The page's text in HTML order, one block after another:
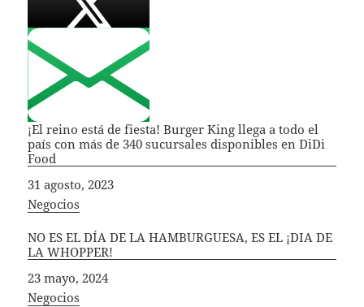
¡El reino está de fiesta! Burger King llega a todo el
país con más de 340 sucursales disponibles en DiDi
Food
Fecha
31 agosto, 2023
In relation to
Negocios
NO ES EL DÍA DE LA HAMBURGUESA, ES EL ¡DIA DE
LA WHOPPER!
Fecha
23 mayo, 2024
In relation to
Negocios